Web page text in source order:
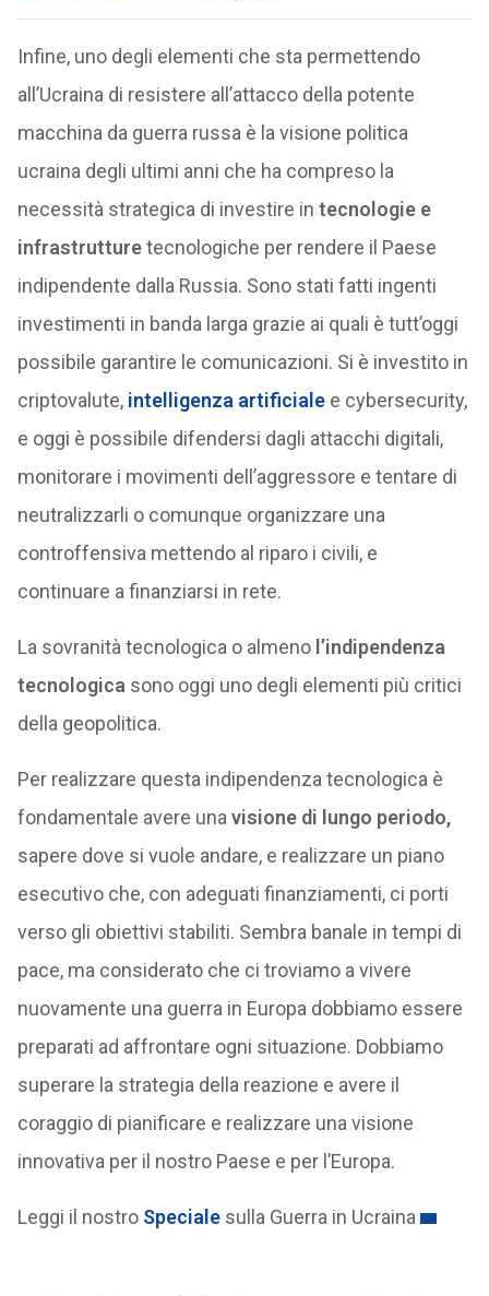
Infine, uno degli elementi che sta permettendo
all’Ucraina di resistere all’attacco della potente
macchina da guerra russa è la visione politica
ucraina degli ultimi anni che ha compreso la
necessità strategica di investire in tecnologie e
infrastrutturetecnologiche per rendere il Paese
indipendente dalla Russia. Sono stati fatti ingenti
investimenti in banda larga grazie ai quali è tutt’oggi
possibile garantire le comunicazioni. Si è investito in
criptovalute, intelligenza artificialee cybersecurity,
e oggi è possibile difendersi dagli attacchi digitali,
monitorare i movimenti dell’aggressore e tentare di
neutralizzarli o comunque organizzare una
controffensiva mettendo al riparo i civili, e
continuare a finanziarsi in rete.
La sovranità tecnologica o almeno l’indipendenza
tecnologica sono oggi uno degli elementi più critici
della geopolitica.
Per realizzare questa indipendenza tecnologica è
fondamentale avere una visione di lungo periodo,
sapere dove si vuole andare, e realizzare un piano
esecutivo che, con adeguati finanziamenti, ci porti
verso gli obiettivi stabiliti. Sembra banale in tempi di
pace, ma considerato che ci troviamo a vivere
nuovamente una guerra in Europa dobbiamo essere
preparati ad affrontare ogni situazione. Dobbiamo
superare la strategia della reazione e avere il
coraggio di pianificare e realizzare una visione
innovativa per il nostro Paese e per l’Europa.
Leggi il nostro Specialesulla Guerra in Ucraina